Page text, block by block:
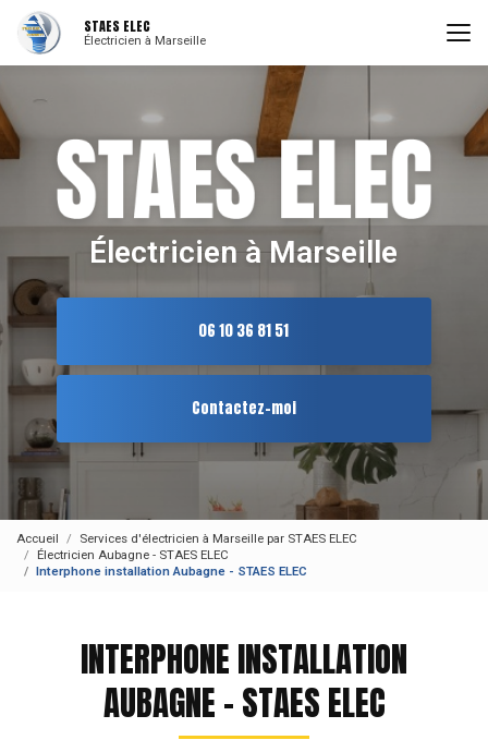
contenu
STAES ELEC
Électricien à Marseille
Électricien à Marseille
06 10 36 81 51
Contactez-moi
Accueil
Services d'électricien à Marseille par STAES ELEC
Électricien Aubagne - STAES ELEC
Interphone installation Aubagne - STAES ELEC
INTERPHONE INSTALLATION
AUBAGNE - STAES ELEC